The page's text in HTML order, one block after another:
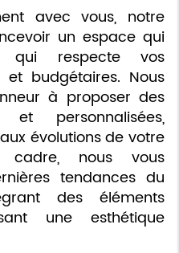
avec vous, notre
un espace qui
qui respecte vos
et budgétaires. Nous
à proposer des
et personnalisées,
évolutions de votre
cadre, nous vous
tendances du
des éléments
une esthétique